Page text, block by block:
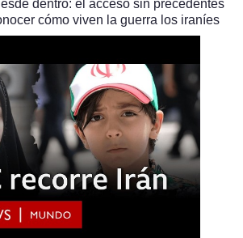
dentro: el acceso sin precedentes
cómo viven la guerra los iraníes